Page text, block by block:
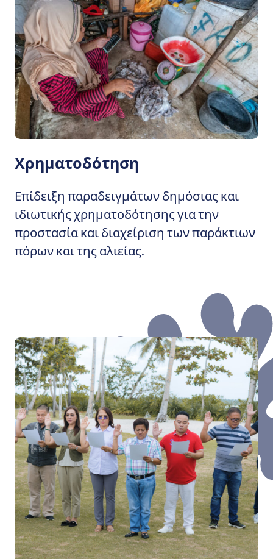
Χρηματοδότηση
Επίδειξη παραδειγμάτων δημόσιας και
ιδιωτικής χρηματοδότησης για την
προστασία και διαχείριση των παράκτιων
πόρων και της αλιείας.